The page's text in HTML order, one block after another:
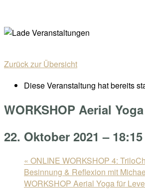
content
Menu
Zurück zur Übersicht
Diese Veranstaltung hat bereits
WORKSHOP Aerial
22. Oktober 2021 – 18:15
« ONLINE WORKSHOP 4:
Besinnung & Reflexion mit
WORKSHOP Aerial Yoga für